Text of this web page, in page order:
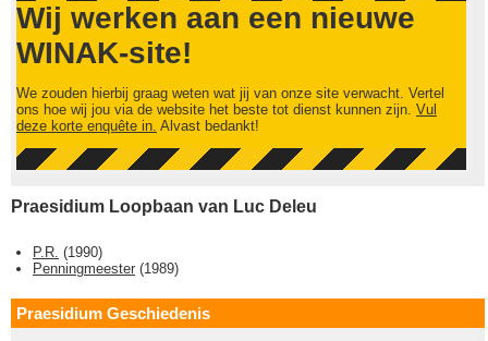
Wij werken aan een nieuwe
WINAK-site!
We zouden hierbij graag weten wat jij van onze site verwacht. Vertel
ons hoe wij jou via de website het beste tot dienst kunnen zijn. Vul
deze korte enquête in. Alvast bedankt!
Praesidium Loopbaan van Luc Deleu
P.R. (1990)
Penningmeester (1989)
Praesidium Geschiedenis